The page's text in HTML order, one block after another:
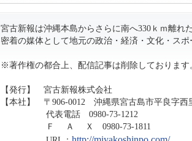
宮古新報は沖縄本島からさらに南へ330ｋｍ離れ
密着の媒体として地元の政治・経済・文化・ス
※著作権の都合上、配信記事は削除しております
【発行】 宮古新報株式会社
【本社】 〒906-0012 沖縄県宮古島市平良字西
代表電話 0980-73-1212
Ｆ Ａ Ｘ 0980-73-1811